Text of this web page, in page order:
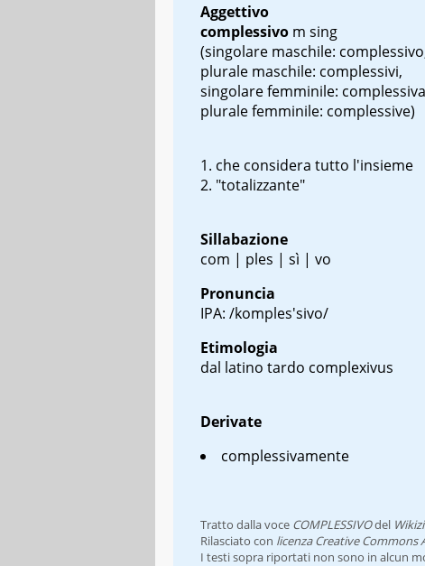
Aggettivo
complessivo m sing
(singolare maschile:
plurale maschile: complessivi,
singolare femminile:
plurale femminile: complessive)
che considera tutto l'insieme
"totalizzante"
Sillabazione
com | ples | sì | vo
Pronuncia
IPA: /komples'sivo/
Etimologia
dal latino tardo complexivus
Derivate
complessivamente
Tratto dalla voce COMPLESSIVOdel
Rilasciato con licenza Creative
I testi sopra riportati non sono in alcun